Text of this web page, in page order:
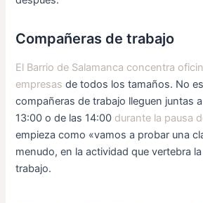
Compañeras de trabajo
El Barrio de Salamanca concentra
empresas de todos los tamaños. No
compañeras de trabajo lleguen juntas
13:00 o de las 14:00 durante la pausa
empieza como «vamos a probar una
menudo, en la actividad que vertebra
trabajo.